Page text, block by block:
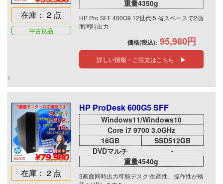
在庫： 2 点
中古良品
重量4350g
HP Pro SFF 400G9 12世代i5 省スペースで2画
面同時出力
価格(税込): 95,980円
詳しい情報・ご注文はこちら ▶
在庫： 2 点
HP ProDesk 600G5 SFF
Windows11/Windows10
Core i7 9700 3.0GHz
16GB
SSD512GB
DVDマルチ
-
重量4540g
3画面同時出力可能デスク!生産性、操作性が格